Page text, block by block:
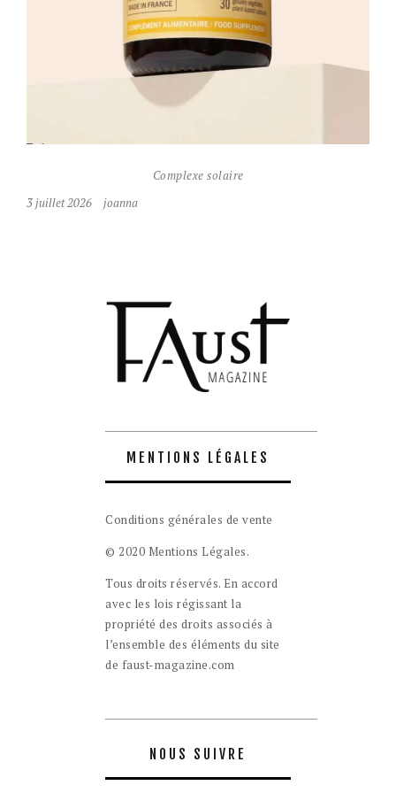
Complexe solaire
3 juillet 2026
joanna
MENTIONS LÉGALES
Conditions générales de vente
© 2020 Mentions Légales.
Tous droits réservés. En accord
avec les lois régissant la
propriété des droits associés à
l’ensemble des éléments du site
de faust-magazine.com
NOUS SUIVRE